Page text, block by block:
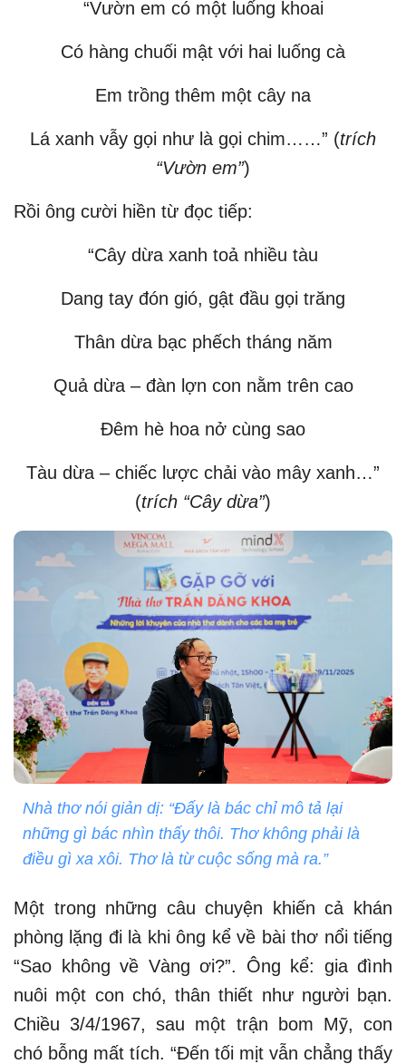
“Vườn em có một luống khoai
Có hàng chuối mật với hai luống cà
Em trồng thêm một cây na
Lá xanh vẫy gọi như là gọi chim……” (trích
“Vườn em”)
Rồi ông cười hiền từ đọc tiếp:
“Cây dừa xanh toả nhiều tàu
Dang tay đón gió, gật đầu gọi trăng
Thân dừa bạc phếch tháng năm
Quả dừa – đàn lợn con nằm trên cao
Đêm hè hoa nở cùng sao
Tàu dừa – chiếc lược chải vào mây xanh…”
(trích “Cây dừa”)
Nhà thơ nói giản dị: “Đấy là bác chỉ mô tả lại
những gì bác nhìn thấy thôi. Thơ không phải là
điều gì xa xôi. Thơ là từ cuộc sống mà ra.”
Một trong những câu chuyện khiến cả khán
phòng lặng đi là khi ông kể về bài thơ nổi tiếng
“Sao không về Vàng ơi?”. Ông kể: gia đình
nuôi một con chó, thân thiết như người bạn.
Chiều 3/4/1967, sau một trận bom Mỹ, con
chó bỗng mất tích. “Đến tối mịt vẫn chẳng thấy